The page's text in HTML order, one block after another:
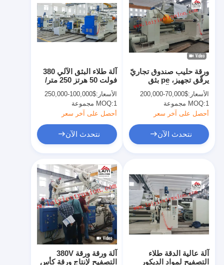
آلة طلاء البثق الآلي 380
فولت 50 هرتز 250 متر/
دقيقة
الأسعار:$100,000-250,000
MOQ:1 مجموعة
أحصل على آخر سعر
نتحدث الآن
ورقة حليب صندوق تجاريّ
يرقّق تجهيز، pe بثق
ملصق لاصق آلة
الأسعار:$70,000-200,000
MOQ:1 مجموعة
أحصل على آخر سعر
نتحدث الآن
آلة ورقة ورقة 380V
التصفيح لإنتاج ورقة كأس
آلة عالية الدقة طلاء
التصفيح لمواد الديكور